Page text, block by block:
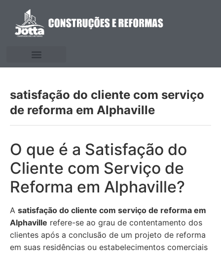
satisfação do cliente com serviço
de reforma em Alphaville
O que é a Satisfação do
Cliente com Serviço de
Reforma em Alphaville?
A satisfação do cliente com serviço de reforma em
Alphaville refere-se ao grau de contentamento dos
clientes após a conclusão de um projeto de reforma
em suas residências ou estabelecimentos comerciais